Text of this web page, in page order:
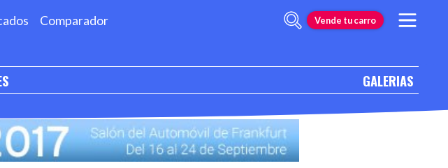
Comparador Vende tu carro
GALERIAS